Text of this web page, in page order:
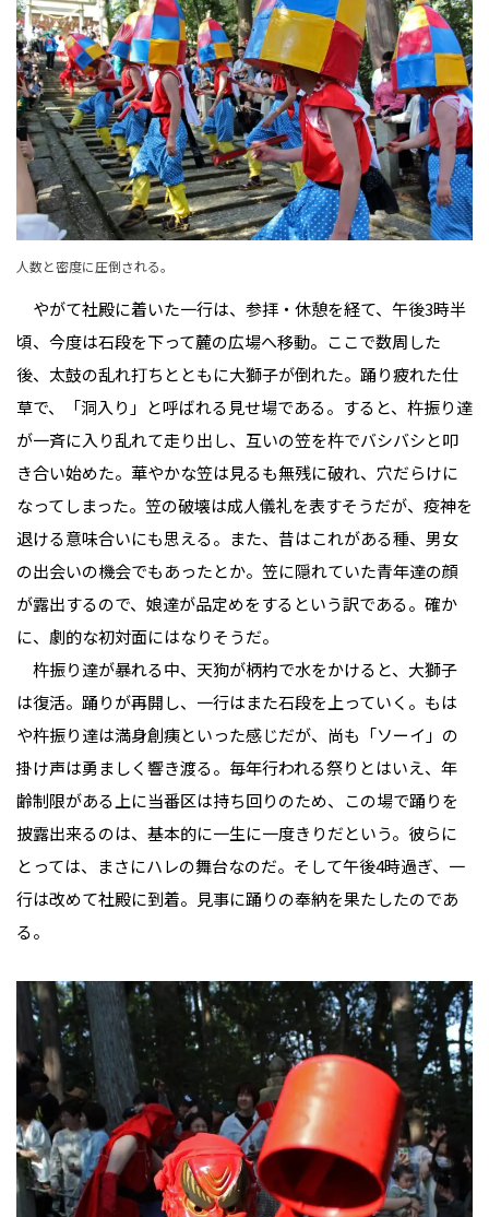
人数と密度に圧倒される。
やがて社殿に着いた一行は、参拝・休憩を経て、午後3時半
頃、今度は石段を下って麓の広場へ移動。ここで数周した
後、太鼓の乱れ打ちとともに大獅子が倒れた。踊り疲れた仕
草で、「洞入り」と呼ばれる見せ場である。すると、杵振り達
が一斉に入り乱れて走り出し、互いの笠を杵でバシバシと叩
き合い始めた。華やかな笠は見るも無残に破れ、穴だらけに
なってしまった。笠の破壊は成人儀礼を表すそうだが、疫神を
退ける意味合いにも思える。また、昔はこれがある種、男女
の出会いの機会でもあったとか。笠に隠れていた青年達の顔
が露出するので、娘達が品定めをするという訳である。確か
に、劇的な初対面にはなりそうだ。
杵振り達が暴れる中、天狗が柄杓で水をかけると、大獅子
は復活。踊りが再開し、一行はまた石段を上っていく。もは
や杵振り達は満身創痍といった感じだが、尚も「ソーイ」の
掛け声は勇ましく響き渡る。毎年行われる祭りとはいえ、年
齢制限がある上に当番区は持ち回りのため、この場で踊りを
披露出来るのは、基本的に一生に一度きりだという。彼らに
とっては、まさにハレの舞台なのだ。そして午後4時過ぎ、一
行は改めて社殿に到着。見事に踊りの奉納を果たしたのであ
る。